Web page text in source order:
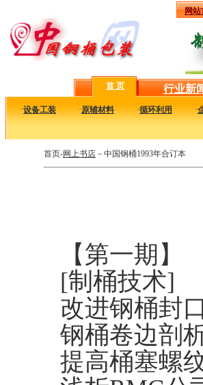
网站
首 页 行业新
·设备工装 ·原辅材料 ·循环利用 ·
首页-网上书店 － 中国钢桶1993年合订本
【第一期】
[制桶技术]
改进钢桶封
钢桶卷边剖
提高桶塞螺